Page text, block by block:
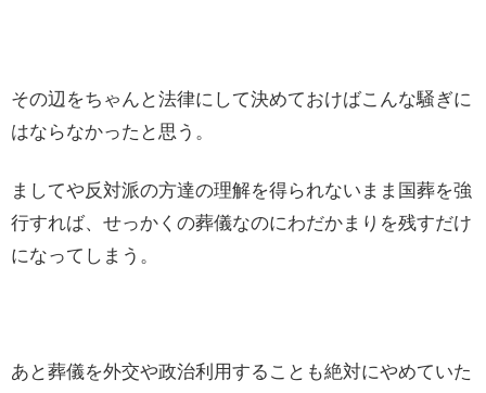
その辺をちゃんと法律にして決めておけばこんな騒ぎに
はならなかったと思う。
ましてや反対派の方達の理解を得られないまま国葬を強
行すれば、せっかくの葬儀なのにわだかまりを残すだけ
になってしまう。
あと葬儀を外交や政治利用することも絶対にやめていた